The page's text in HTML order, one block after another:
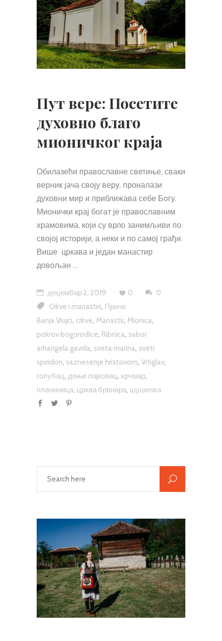
Пут вере: Посетите
духовно благо
мионичког краја
Обилазећи православне светиње, сваки
верник јача своју веру, проналази
духовни мир и приближава себе Богу.
Мионички крај богат је православним
храмовима, који су врло занимљиви по
својој историји, а неки и по самој грађи.
Више цркава и један манастир
довољан
децембар 2, 2019 0
0
Crkve i manastiri, Приче
Banja Vrujci, crkve, Manastir, Mionica,
pokrov bogorodice, Ribnica, sabor
arhangela gavrila, sveta marina, sveti
spiridon, vaznesenje hristovom, Vrtiglav,
голубац, доњи лајковац, крчмар,
планиница, црква брвнара, шушеока